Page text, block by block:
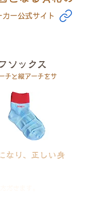
カー公式サイト
ソックス
チと縦アーチをサ
なり、正しい身